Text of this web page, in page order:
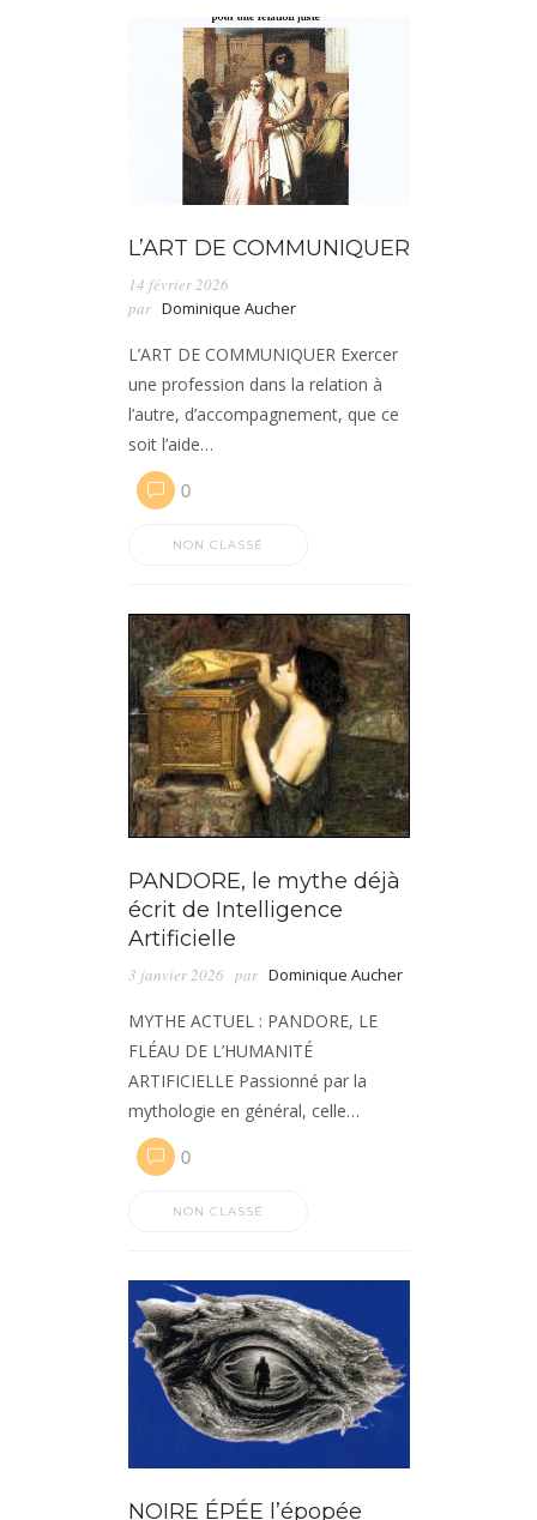
L’ART DE COMMUNIQUER
14 février 2026
par Dominique Aucher
L’ART DE COMMUNIQUER Exercer
une profession dans la relation à
l’autre, d’accompagnement, que ce
soit l’aide…
0
NON CLASSÉ
PANDORE, le mythe déjà
écrit de Intelligence
Artificielle
3 janvier 2026 par Dominique Aucher
MYTHE ACTUEL : PANDORE, LE
FLÉAU DE L’HUMANITÉ
ARTIFICIELLE Passionné par la
mythologie en général, celle…
0
NON CLASSÉ
NOIRE ÉPÉE l’épopée